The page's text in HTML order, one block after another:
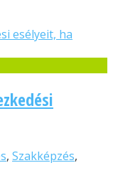
, Szakképzés,